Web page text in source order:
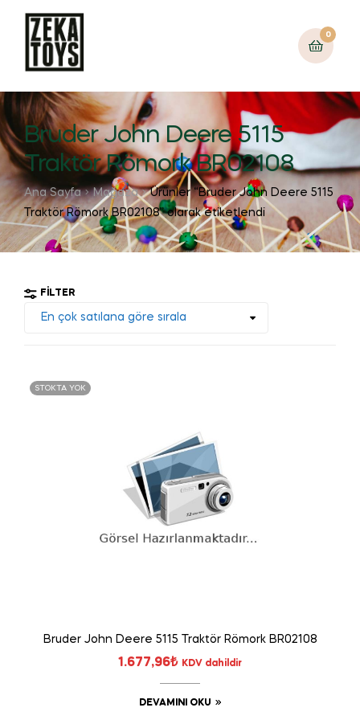
0
Bruder John Deere 5115
Traktör Römork BR02108
Ana Sayfa Mağaza
Ürünler “Bruder John Deere 5115
Traktör Römork BR02108” olarak etiketlendi
FILTER
STOKTA YOK
Bruder John Deere 5115 Traktör Römork BR02108
1.677,96₺ KDV dahildir
DEVAMINI OKU